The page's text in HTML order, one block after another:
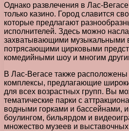
Однако развлечения в Лас-
только казино. Город славится
которые предлагают
исполнителей. Здесь можно
захватывающими музыкальными
потрясающими цирковыми
комедийными шоу и многим
В Лас-Вегасе также расположены
комплексы, предлагающие
для всех возрастных групп. Вы
тематические парки с
водными горками и бассейнами,
боулингом, бильярдом и
множество музеев и выставочных